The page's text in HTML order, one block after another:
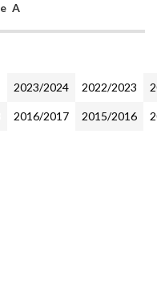
A
2023/2024 2022/2023
2016/2017 2015/2016